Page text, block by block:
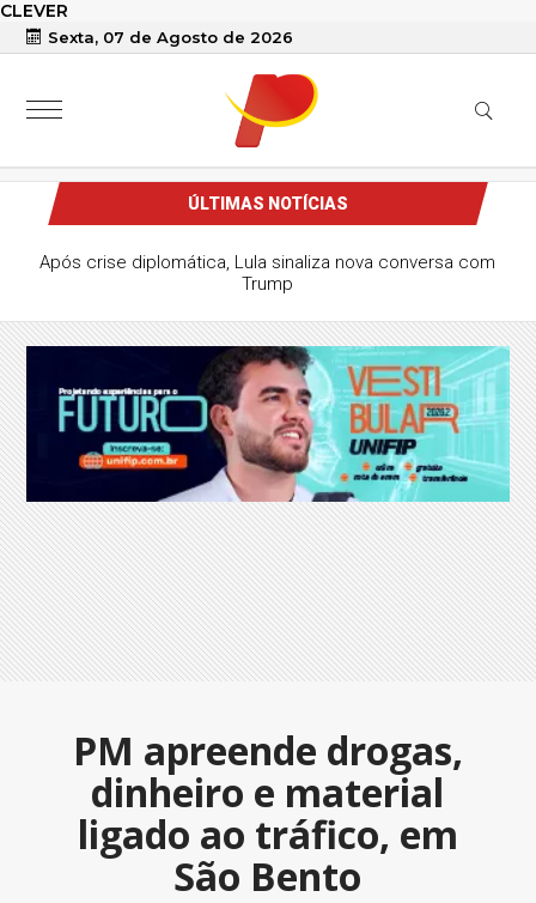
CLEVER
Sexta, 07 de Agosto de 2026
ÚLTIMAS NOTÍCIAS
Após crise diplomática, Lula sinaliza nova conversa com
Trump
PM apreende drogas,
dinheiro e material
ligado ao tráfico, em
São Bento